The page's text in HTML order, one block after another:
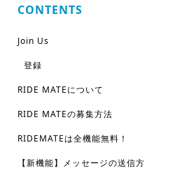
CONTENTS
Join Us
登録
RIDE MATEについて
RIDE MATEの募集方法
RIDEMATEは全機能無料！
【新機能】メッセージの送信方